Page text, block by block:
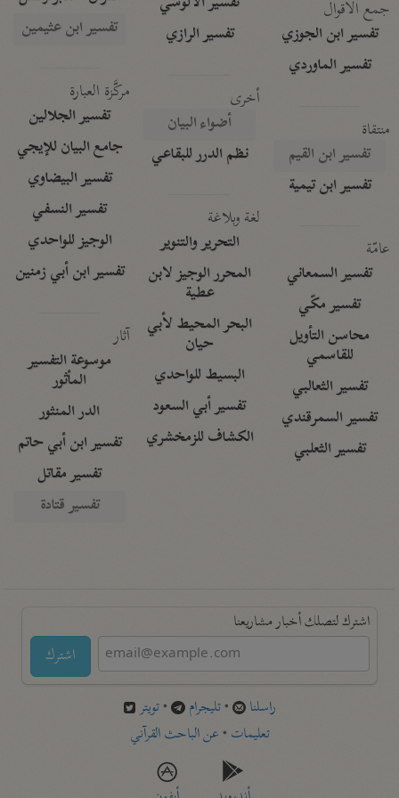
جمع الأقوال
تفسير ابن الجوزي
تفسير الماوردي
منتقاة
تفسير ابن القيم
تفسير ابن تيمية
عامّة
تفسير السمعاني
تفسير مكّي
محاسن التأويل
للقاسمي
تفسير الثعالبي
تفسير السمرقندي
تفسير الثعلبي
تفسير الرازي
أخرى
أضواء البيان
نظم الدرر للبقاعي
لغة وبلاغة
التحرير والتنوير
المحرر الوجيز لابن
عطية
البحر المحيط لأبي
حيان
البسيط للواحدي
تفسير أبي السعود
الكشاف للزمخشري
تفسير ابن عثيمين
مركَّزة العبارة
تفسير الجلالين
جامع البيان للإيجي
تفسير البيضاوي
تفسير النسفي
الوجيز للواحدي
تفسير ابن أبي زمنين
آثار
موسوعة التفسير
المأثور
الدر المنثور
تفسير ابن أبي حاتم
تفسير مقاتل
تفسير قتادة
اشترك لتصلك أخبار مشاريعنا
اشترك
راسلنا •تليجرام •تويتر
تعليمات •عن الباحث القرآني